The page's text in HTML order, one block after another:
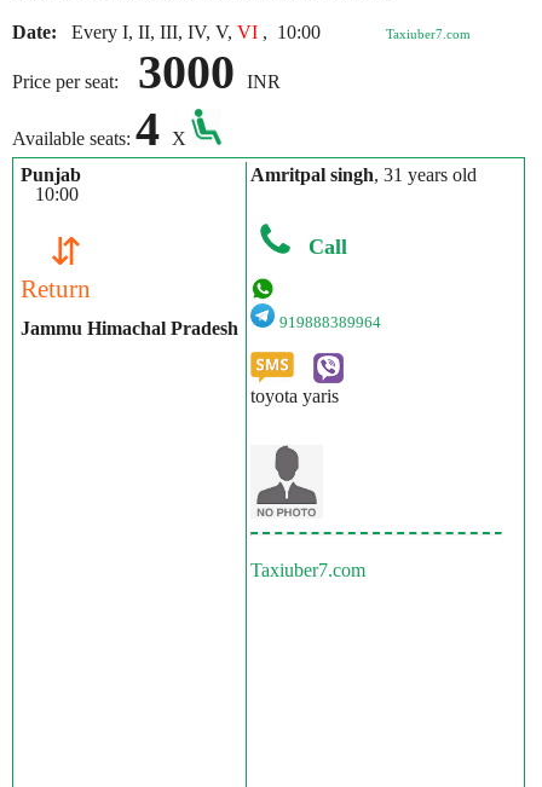
Date: Every I, II, III, IV, V, VI , 10:00 Taxiuber7.com
Price per seat: 3000 INR
Available seats: 4
X
Punjab
10:00
⇵
Return
Jammu Himachal Pradesh
Amritpal singh, 31 years old
Call
919888389964
toyota yaris
Taxiuber7.com